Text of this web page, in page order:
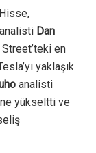
analisti Dan
en
yaklaşık
analisti
yükseltti ve